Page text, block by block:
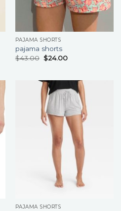
PAJAMA SHORTS
pajama shorts
$43.00 $24.00
PAJAMA SHORTS